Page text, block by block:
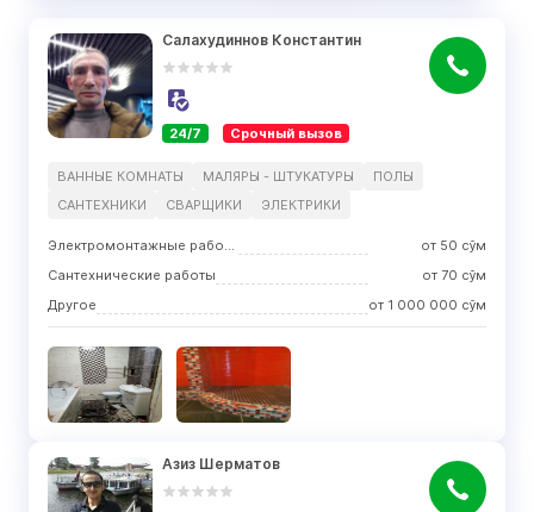
Салахудиннов Константин
24/7 Срочный вызов
ВАННЫЕ КОМНАТЫ МАЛЯРЫ - ШТУКАТУРЫ
ПОЛЫ
САНТЕХНИКИ
СВАРЩИКИ ЭЛЕКТРИКИ
Электромонтажные работы от 50 сўм
Сантехнические работы
от 70 сўм
Другое
от 1 000 000 сўм
Азиз Шерматов